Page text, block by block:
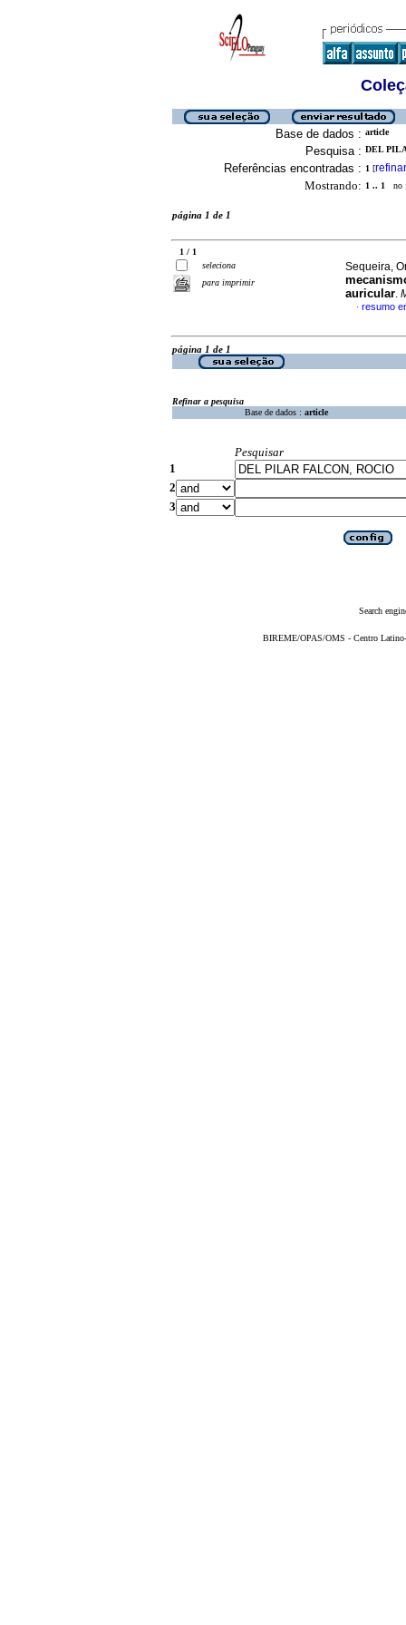
Base de dados : article
Pesquisa : DEL
Referências encontradas : 1 [refinar
Mostrando: 1 .. 1 no
página 1 de 1
1 / 1
seleciona
para imprimir
Sequeira,
auricular.
· resumo
página 1 de 1
Refinar a pesquisa
Base de dados : article
Pesquisar
1
2
3
Search
BIREME/OPAS/OMS - Centro Latino-